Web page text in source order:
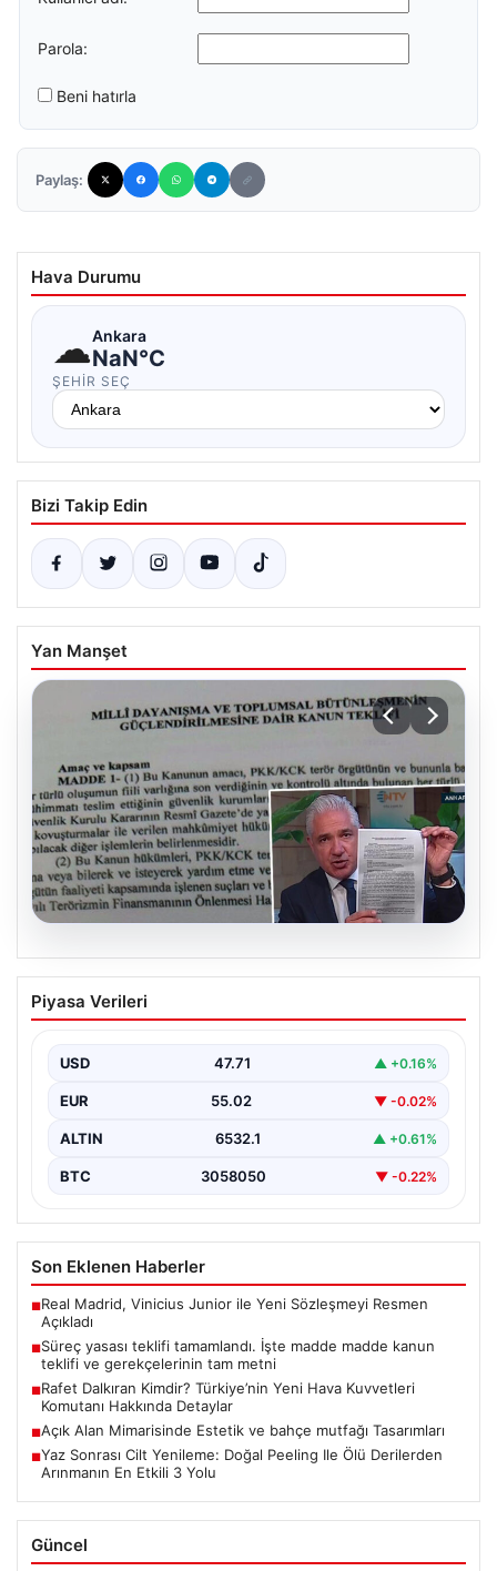
Parola:
Beni hatırla
Paylaş:
Hava Durumu
☁Ankara
NaN°C
ŞEHIR SEÇ
Bizi Takip Edin
Yan Manşet
05.08.2026
Süreç yasası teklifi tamamlandı. İşte
madde madde kanun teklifi ve
Piyasa Verileri
USD 47.71 ▲ +0.16%
EUR 55.02 ▼ -0.02%
ALTIN 6532.1 ▲ +0.61%
BTC 3058050 ▼ -0.22%
Son Eklenen Haberler
■Real Madrid, Vinicius Junior ile Yeni Sözleşmeyi Resmen
Açıkladı
■Süreç yasası teklifi tamamlandı. İşte madde madde kanun
teklifi ve gerekçelerinin tam metni
■Rafet Dalkıran Kimdir? Türkiye’nin Yeni Hava Kuvvetleri
Komutanı Hakkında Detaylar
■Açık Alan Mimarisinde Estetik ve bahçe mutfağı Tasarımları
■Yaz Sonrası Cilt Yenileme: Doğal Peeling Ile Ölü Derilerden
Arınmanın En Etkili 3 Yolu
Güncel